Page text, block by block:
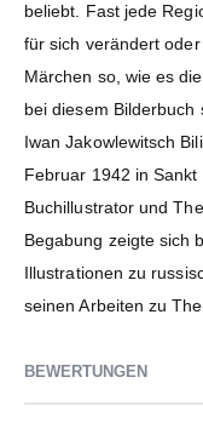
beliebt. Fast jede
für sich verändert
Märchen so, wie es
bei diesem
Iwan Jakowlewitsch
Februar 1942 in
Buchillustrator und
Begabung zeigte sich
Illustrationen zu
seinen Arbeiten zu
BEWERTUNGEN